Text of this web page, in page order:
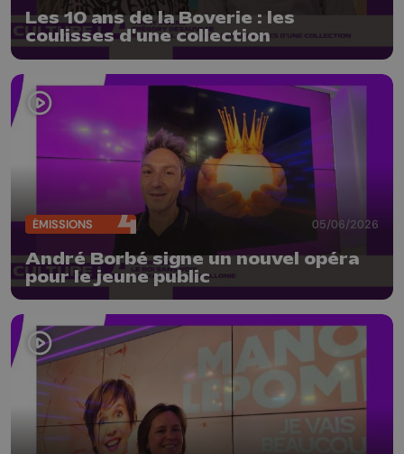
Les 10 ans de la Boverie : les
coulisses d'une collection
ÉMISSIONS 05/06/2026
André Borbé signe un nouvel opéra
pour le jeune public